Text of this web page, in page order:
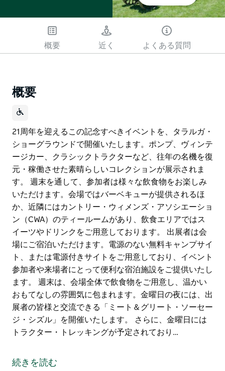
概要 近く よくある質問
概要
21周年を迎えるこの記念すべきイベントを、タラルガ・
ショーグラウンドで開催いたします。ポンプ、ヴィンテ
ージカー、クラシックトラクターなど、往年の名機を復
元・稼働させた素晴らしいコレクションが展示されま
す。 週末を通して、参加者は様々な飲食物をお楽しみ
いただけます。会場ではバーベキューが提供されるほ
か、近隣にはカントリー・ウィメンズ・アソシエーショ
ン（CWA）のティールームがあり、飲食エリアではス
イーツやドリンクをご用意しております。 出展者は会
場にご宿泊いただけます。電源のない無料キャンプサイ
ト、または電源付きサイトをご用意しており、イベント
参加者や来場者にとって便利な宿泊施設をご提供いたし
ます。 週末は、会場全体で飲食物をご用意し、温かい
おもてなしの雰囲気に包まれます。金曜日の夜には、出
展者の皆様と交流できる「ミート＆グリート・ソーセー
ジ・シズル」を開催いたします。 さらに、金曜日には
トラクター・トレッキングが予定されており…
ショーグラウンドで開催いたします。ポンプ、ヴィンテ
続きを読む